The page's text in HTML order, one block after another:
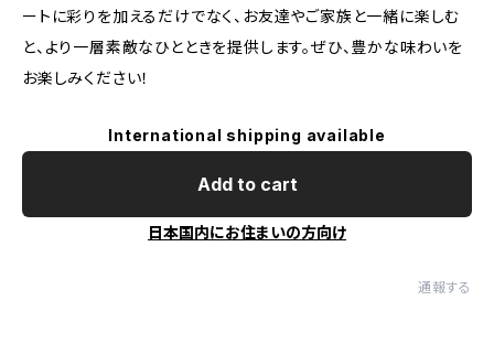
ートに彩りを加えるだけでなく、お友達やご家族と一緒に楽しむ
と、より一層素敵なひとときを提供します。ぜひ、豊かな味わいを
お楽しみください！
International shipping available
Add to cart
日本国内にお住まいの方向け
通報する